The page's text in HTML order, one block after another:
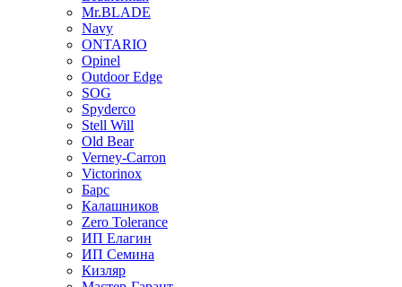
Mr.BLADE
Navy
ONTARIO
Opinel
Outdoor Edge
SOG
Spyderco
Stell Will
Old Bear
Verney-Carron
Victorinox
Барс
Калашников
Zero Tolerance
ИП Елагин
ИП Семина
Кизляр